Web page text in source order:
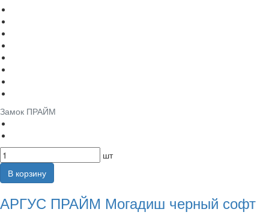
Замок ПРАЙМ
шт
В корзину
АРГУС ПРАЙМ Могадиш черный софт